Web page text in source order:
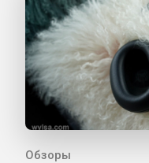
Обзоры